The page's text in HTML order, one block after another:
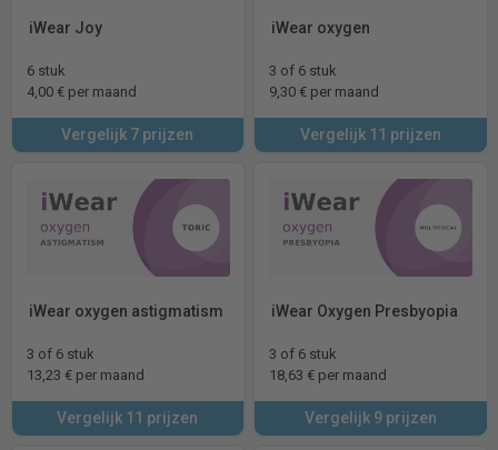
iWear Joy
6 stuk
4,00 € per maand
Vergelijk 7 prijzen
iWear oxygen
3 of 6 stuk
9,30 € per maand
Vergelijk 11 prijzen
iWear oxygen astigmatism
3 of 6 stuk
13,23 € per maand
Vergelijk 11 prijzen
iWear Oxygen Presbyopia
3 of 6 stuk
18,63 € per maand
Vergelijk 9 prijzen